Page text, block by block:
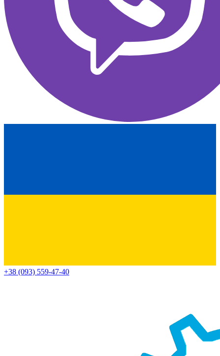
+38 (093) 559-47-40